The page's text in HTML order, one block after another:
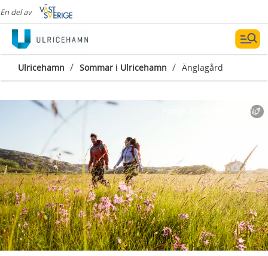
En del av
Ulricehamn / Sommar i Ulricehamn / Änglagård
Roger Borgelid